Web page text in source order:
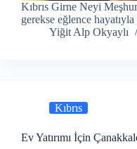
Kıbrıs Girne Neyi
gerekse eğlence
Yiğit Alp Okyaylı
Kıbrıs
Ev Yatırımı İçin